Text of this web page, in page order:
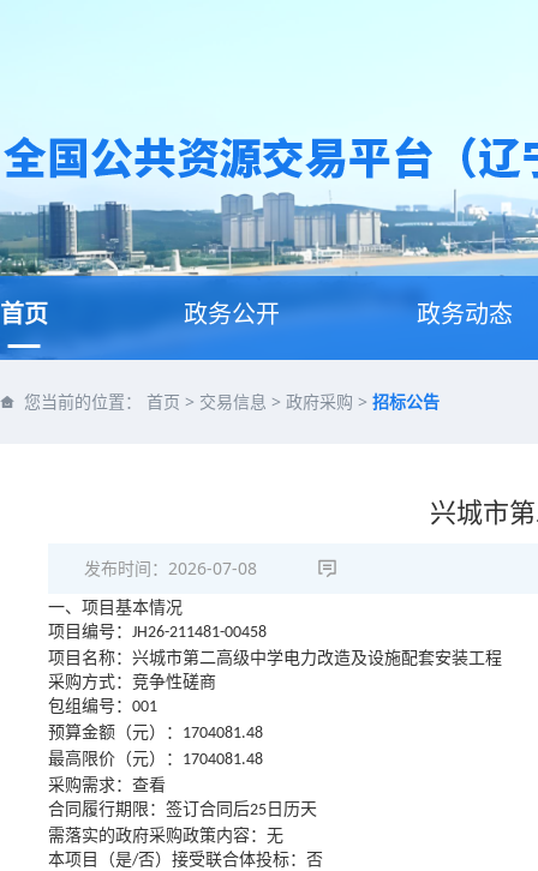
首页 政务公开 政务动态
您当前的位置： 首页 > 交易信息 > 政府采购 > 招标公告
兴城市
发布时间： 2026-07-08
一、项目基本情况
项目编号： JH26-211481-00458
项目名称：兴城市第二高级中学电力改造及设施配套安装工程
采购方式：竞争性磋商
包组编号： 001
预算金额（元）： 1704081.48
最高限价（元）： 1704081.48
采购需求：查看
合同履行期限：签订合同后25 日历天
需落实的政府采购政策内容：无
本项目（是/否）接受联合体投标：否